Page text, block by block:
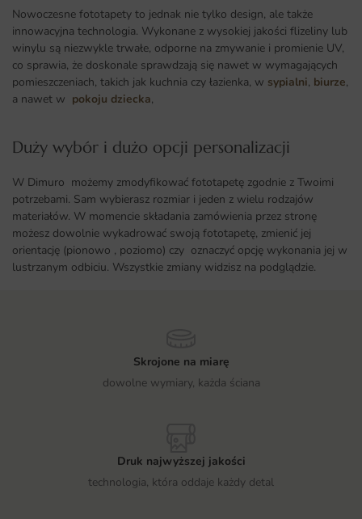
Nowoczesne fototapety to jednak nie tylko design, ale także
innowacyjna technologia. Wykonane z wysokiej jakości flizeliny lub
winylu są niezwykle trwałe, odporne na zmywanie i promienie UV,
co sprawia, że doskonale sprawdzają się nawet w wymagających
pomieszczeniach, takich jak kuchnia czy łazienka, w sypialni, biurze,
a nawet w pokoju dziecka,
Duży wybór i dużo opcji personalizacji ​
W Dimuro możemy zmodyfikować fototapetę zgodnie z Twoimi
potrzebami. Sam wybierasz rozmiar i jeden z wielu rodzajów
materiałów. W momencie składania zamówienia przez stronę
możesz dowolnie wykadrować swoją fototapetę, zmienić jej
orientację (pionowo , poziomo) czy oznaczyć opcję wykonania jej w
lustrzanym odbiciu. Wszystkie zmiany widzisz na podglądzie.
Skrojone na miarę
dowolne wymiary, każda ściana
Druk najwyższej jakości
technologia, która oddaje każdy detal